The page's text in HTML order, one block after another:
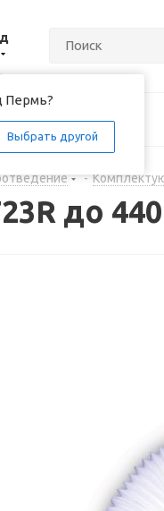
Пермь?
Выбрать другой
Доставка
-
до